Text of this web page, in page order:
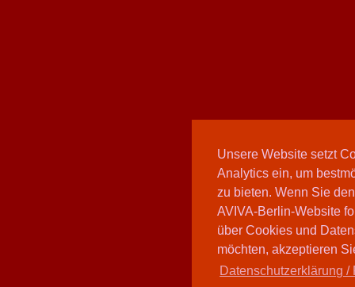
Unsere Website setzt
Analytics ein, um
zu bieten. Wenn Sie
AVIVA-Berlin-Website
über Cookies und
möchten, akzeptieren
Datenschutzerklärung /